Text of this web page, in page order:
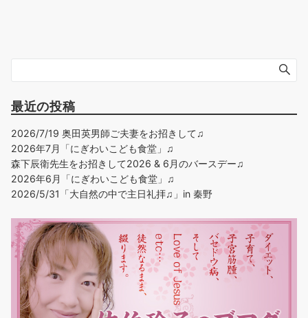
最近の投稿
2026/7/19 奥田英男師ご夫妻をお招きして♫
2026年7月「にぎわいこども食堂」♫
森下辰衛先生をお招きして2026 & 6月のバースデー♫
2026年6月「にぎわいこども食堂」♫
2026/5/31「大自然の中で主日礼拝♫」in 秦野